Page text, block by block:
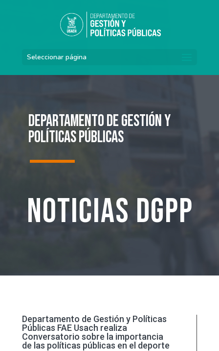
Seleccionar página
Departamento de Gestión y
Políticas Públicas
Noticias DGPP
Departamento de Gestión y Políticas
Públicas FAE Usach realiza
Conversatorio sobre la importancia
de las políticas públicas en el deporte